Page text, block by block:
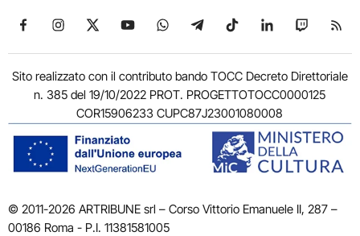
Seguici su Facebook
Seguici su Instagram
Seguici su X
Seguici su YouTube
Seguici su WhatsApp
Seguici su Telegram
Seguici su TikTok
Seguici su
Seguici
Sito realizzato con il contributo bando TOCC Decreto Direttoriale
n. 385 del 19/10/2022 PROT. PROGETTOTOCC0000125
COR15906233 CUPC87J23001080008
© 2011-2026 ARTRIBUNE srl – Corso Vittorio Emanuele II, 287 –
00186 Roma - P.I. 11381581005